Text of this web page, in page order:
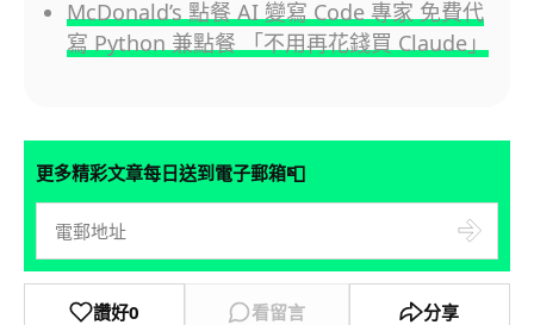
McDonald’s 點餐 AI 變寫 Code 專家 免費代
寫 Python 兼點餐 「不用再花錢買 Claude」
更多精彩文章每日送到電子郵箱📮
讚好0 看留言 分享